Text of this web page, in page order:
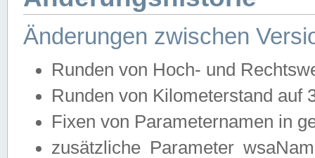
Änderungen zwischen
Runden von Hoch- und
Runden von Kilometerstand auf
Fixen von Parameternamen in
zusätzliche Parameter